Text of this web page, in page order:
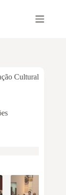
Cultural